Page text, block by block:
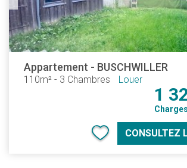
Appartement - BUSCHWILLER
110m² - 3 Chambres Louer
1
CONSULTEZ